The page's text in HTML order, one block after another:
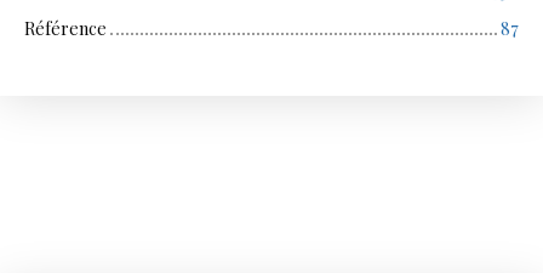
Référence
87